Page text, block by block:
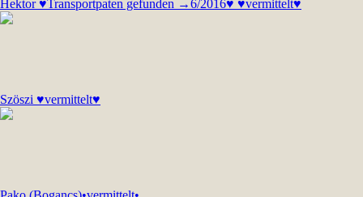
Hektor ♥Transportpaten gefunden →6/2016♥ ♥vermittelt♥
Szöszi ♥vermittelt♥